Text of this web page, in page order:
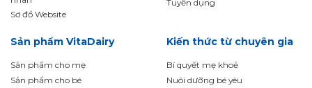
Sơ đồ Website
Tuyển dụng
Sản phẩm VitaDairy
Sản phẩm cho mẹ
Sản phẩm cho bé
Kiến thức từ chuyên gia
Bí quyết mẹ khoẻ
Nuôi dưỡng bé yêu